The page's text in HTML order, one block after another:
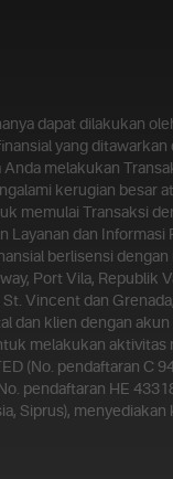
dapat dilakukan
yang
melakukan
kerugian besar
memulai Transaksi
Layanan dan Informasi
berlisensi
Port Vila, Republik
Vincent dan
dan klien dengan
melakukan
(No. pendaftaran C
pendaftaran HE
Siprus),